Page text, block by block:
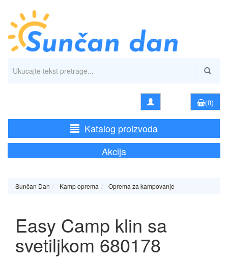
(0)
Katalog proizvoda
Akcija
Sunčan Dan Kamp oprema Oprema za kampovanje
Easy Camp klin sa
svetiljkom 680178